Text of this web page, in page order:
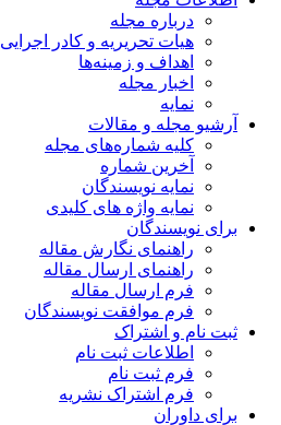
درباره مجله
هیات تحریریه و کادر اجرایی
اهداف و زمینه‌ها
اخبار مجله
نمایه
آرشیو مجله و مقالات
کلیه شماره‌های مجله
آخرین شماره
نمایه نویسندگان
نمایه واژه های کلیدی
برای نویسندگان
راهنمای نگارش مقاله
راهنمای ارسال مقاله
فرم ارسال مقاله
فرم موافقت نویسندگان
ثبت نام و اشتراک
اطلاعات ثبت نام
فرم ثبت نام
فرم اشتراک نشریه
برای داوران